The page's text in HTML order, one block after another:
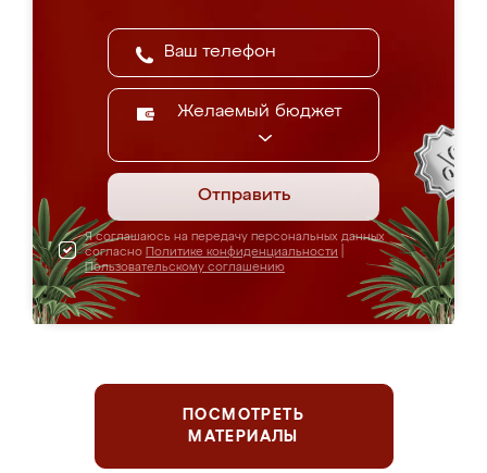
Желаемый бюджет
Отправить
Я соглашаюсь на передачу персональных данных
согласно Политике конфиденциальности
Пользовательскому соглашению
ПОСМОТРЕТЬ
МАТЕРИАЛЫ